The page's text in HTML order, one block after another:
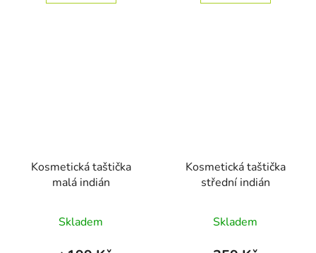
Kosmetická taštička
malá indián
Skladem
Kosmetická taštička
střední indián
hodnocení
produktu
Skladem